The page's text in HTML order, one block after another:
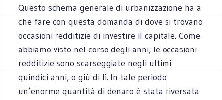
Questo schema generale di urbanizzazione ha a
che fare con questa domanda di dove si trovano
occasioni redditizie di investire il capitale. Come
abbiamo visto nel corso degli anni, le occasioni
redditizie sono scarseggiate negli ultimi
quindici anni, o giù di lì. In tale periodo
un’enorme quantità di denaro è stata riversata